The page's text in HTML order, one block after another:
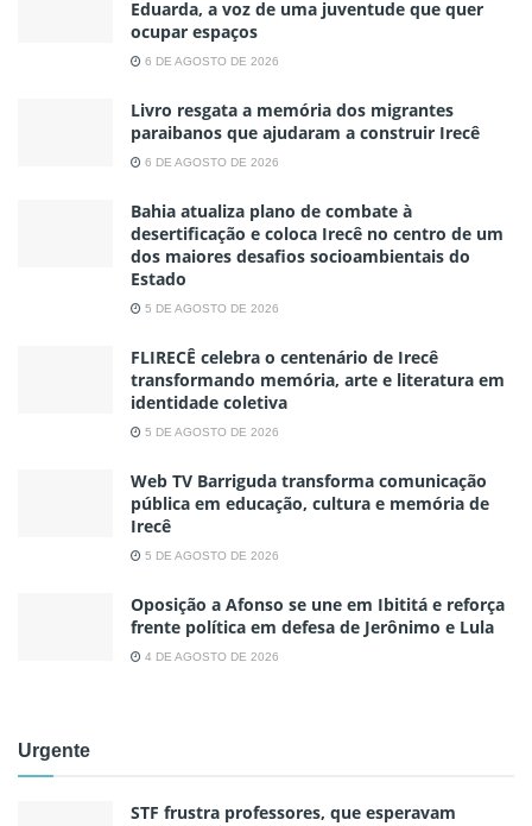
Eduarda, a voz de uma juventude que quer
ocupar espaços
6 DE AGOSTO DE 2026
Livro resgata a memória dos migrantes
paraibanos que ajudaram a construir Irecê
6 DE AGOSTO DE 2026
Bahia atualiza plano de combate à
desertificação e coloca Irecê no centro de um
dos maiores desafios socioambientais do
Estado
5 DE AGOSTO DE 2026
FLIRECÊ celebra o centenário de Irecê
transformando memória, arte e literatura em
identidade coletiva
5 DE AGOSTO DE 2026
Web TV Barriguda transforma comunicação
pública em educação, cultura e memória de
Irecê
5 DE AGOSTO DE 2026
Oposição a Afonso se une em Ibititá e reforça
frente política em defesa de Jerônimo e Lula
4 DE AGOSTO DE 2026
Urgente
STF frustra professores, que esperavam